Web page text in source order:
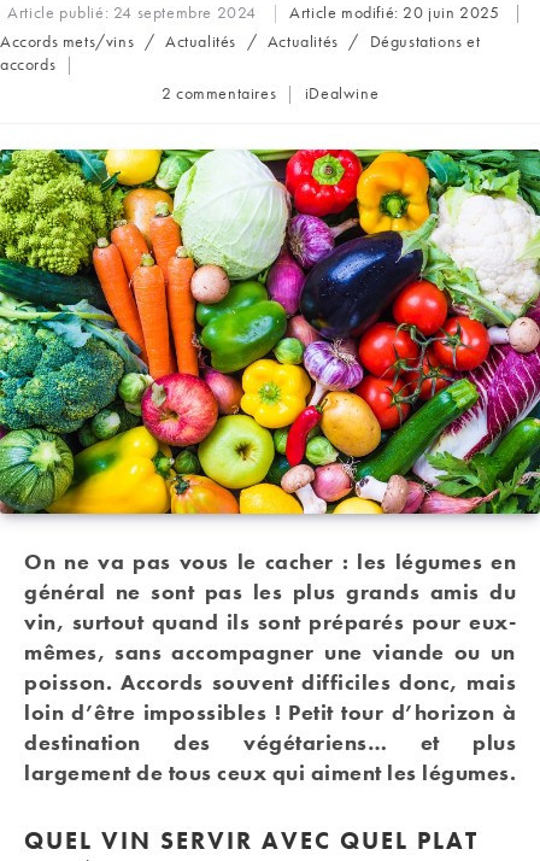
Article publié: 24 septembre 2024 Article modifié: 20 juin 2025
Post
category:
Accords mets/vins / Actualités / Actualités /
Dégustations et
accords
Commentaires
publication :
2 commentaires
Auteur/autrice
publication :
iDealwine
On ne va pas vous le cacher : les légumes en
général ne sont pas les plus grands amis du
vin, surtout quand ils sont préparés pour eux-
mêmes, sans accompagner une viande ou un
poisson. Accords souvent difficiles donc, mais
loin d’être impossibles ! Petit tour d’horizon à
destination des végétariens… et plus
largement de tous ceux qui aiment les légumes.
QUEL VIN SERVIR AVEC QUEL PLAT